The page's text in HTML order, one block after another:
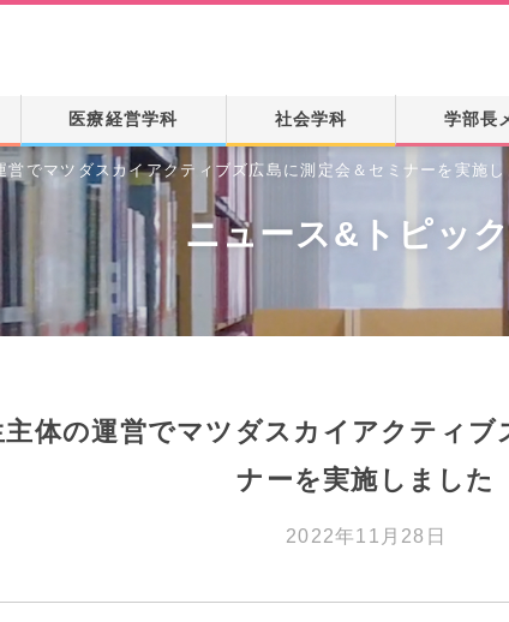
医療経営学科 社会学科
地域創生学専攻
社会福祉学専攻
学部長
営でマツダスカイアクティブズ広島に測定会＆セミナーを実施し
ニュース&トピッ
主体の運営でマツダスカイアクティブ
ナーを実施しました
2022年11月28日